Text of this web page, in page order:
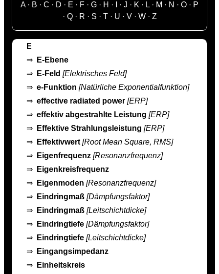
A· B · C · D · E · F · G · H · · J · K · L · M · N · O · P
· Q· R · S · T· U · V· W· Z
E
⇒
E-Ebene
⇒
E-Feld [Elektrisches Feld]
⇒ e-Funktion [Natürliche Exponentialfunktion]
⇒ effective radiated power [ERP]
⇒ effektiv abgestrahlte Leistung [ERP]
⇒
Effektive Strahlungsleistung [ERP]
⇒
Effektivwert[Root Mean Square, RMS]
⇒
Eigenfrequenz [Resonanzfrequenz]
⇒
Eigenkreisfrequenz
⇒
Eigenmoden [Resonanzfrequenz]
⇒
Eindringmaß [Dämpfungsfaktor]
⇒
Eindringmaß [Leitschichtdicke]
⇒
Eindringtiefe [Dämpfungsfaktor]
⇒
Eindringtiefe [Leitschichtdicke]
⇒
Eingangsimpedanz
⇒
Einheitskreis